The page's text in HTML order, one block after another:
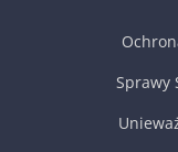
Sprawy